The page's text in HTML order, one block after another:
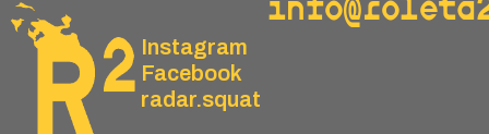
Instagram
Facebook
radar.squat